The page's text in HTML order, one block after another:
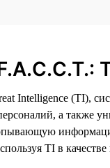
Intelligence (TI),
а также
TI в